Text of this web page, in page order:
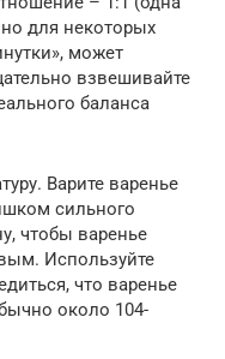
но для некоторых
может
взвешивайте
баланса
Варите варенье
сильного
чтобы варенье
Используйте
что варенье
около 104-